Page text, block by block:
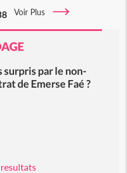
Voir Plus
par le non-
de Emerse Faé ?